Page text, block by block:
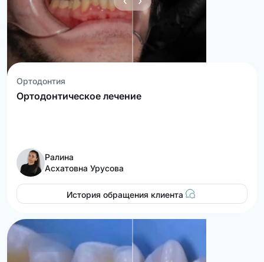
Ортодонтия
Ортодонтическое лечение
Ралина
Асхатовна Урусова
История обращения клиента